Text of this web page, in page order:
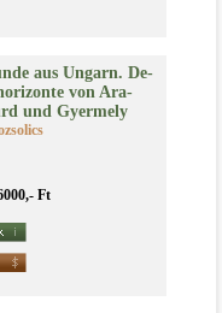
aus Un­garn. De­
von Ara­
und Gyer­mely
Ft